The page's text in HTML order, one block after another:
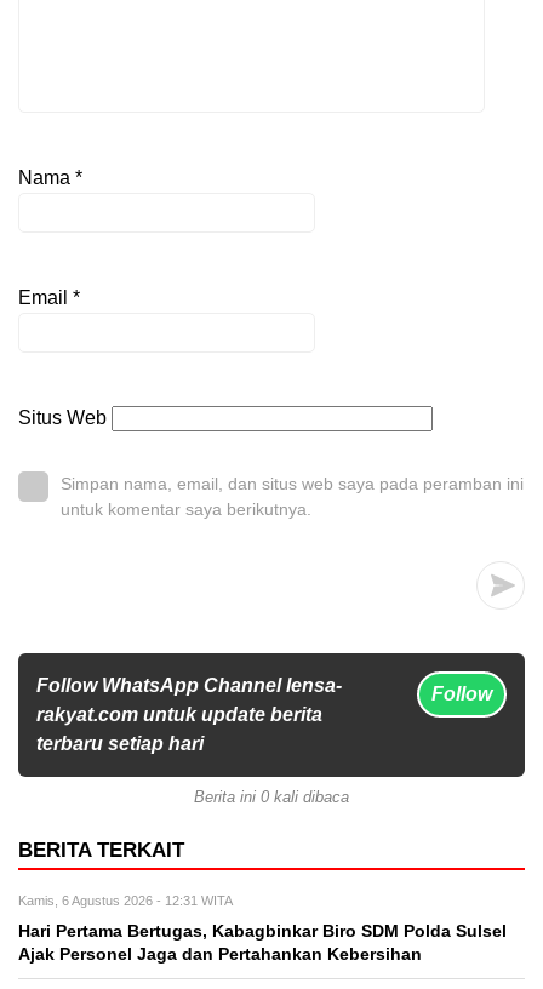
Nama *
Email *
Situs Web
Simpan nama, email, dan situs web saya pada peramban ini
untuk komentar saya berikutnya.
Follow WhatsApp Channel lensa-
rakyat.com untuk update berita
terbaru setiap hari
Follow
Berita ini 0 kali dibaca
BERITA TERKAIT
Kamis, 6 Agustus 2026 - 12:31 WITA
Hari Pertama Bertugas, Kabagbinkar Biro SDM Polda Sulsel
Ajak Personel Jaga dan Pertahankan Kebersihan